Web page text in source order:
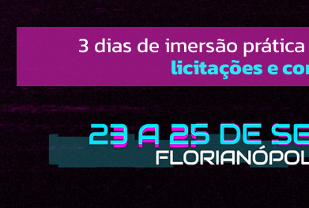
3 dias de imersão
licitações e